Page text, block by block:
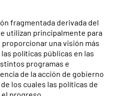
fragmentada derivada del
utilizan principalmente para
una visión más
políticas públicas en las
programas e
de la acción de gobierno
los cuales las políticas de